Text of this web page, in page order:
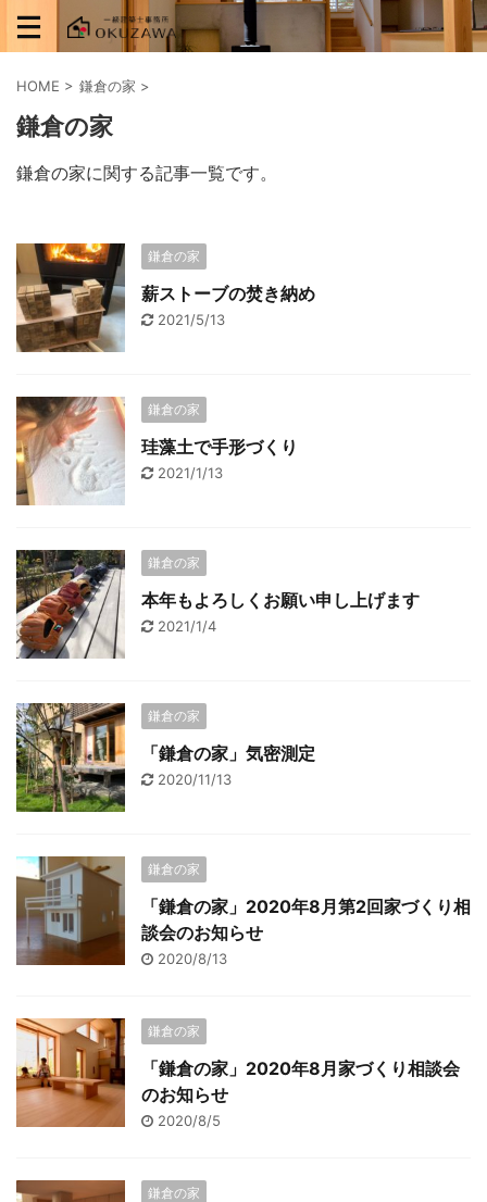
HOME > 鎌倉の家 >
鎌倉の家
鎌倉の家に関する記事一覧です。
鎌倉の家
薪ストーブの焚き納め
2021/5/13
鎌倉の家
珪藻土で手形づくり
2021/1/13
鎌倉の家
本年もよろしくお願い申し上げます
2021/1/4
鎌倉の家
「鎌倉の家」気密測定
2020/11/13
鎌倉の家
「鎌倉の家」2020年8月第2回家づくり相
談会のお知らせ
2020/8/13
鎌倉の家
「鎌倉の家」2020年8月家づくり相談会
のお知らせ
2020/8/5
鎌倉の家